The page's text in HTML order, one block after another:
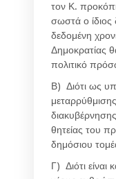
τον Κ.
σωστά ο ίδιος
δεδομένη
Δημοκρατίας
πολιτικό
Β) Διότι ως
θητείας του
δημόσιου
Γ) Διότι είναι